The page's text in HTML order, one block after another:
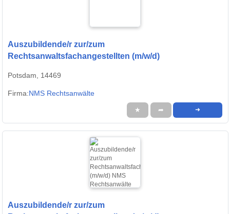
Auszubildende/r zur/zum
Rechtsanwaltsfachangestellten (m/w/d)
Potsdam, 14469
Firma:NMS Rechtsanwälte
★ ➦ ➜
Auszubildende/r zur/zum